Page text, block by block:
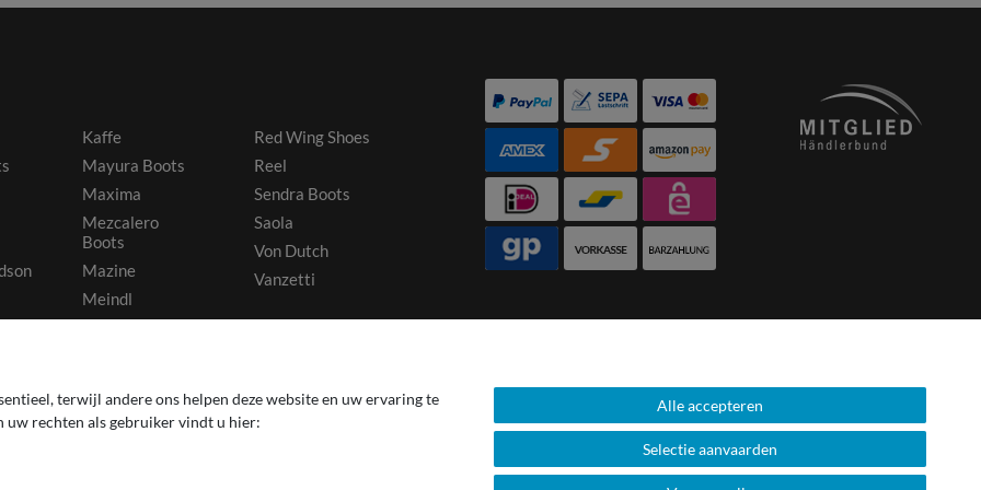
Kaffe
Mayura Boots
Maxima
Mezcalero
Boots
Mazine
Meindl
Red Wing Shoes
Reel
Sendra Boots
Saola
Von Dutch
Vanzetti
terwijl andere ons helpen deze website en uw ervaring te
rechten als gebruiker vindt u hier:
Alle accepteren
Selectie aanvaarden